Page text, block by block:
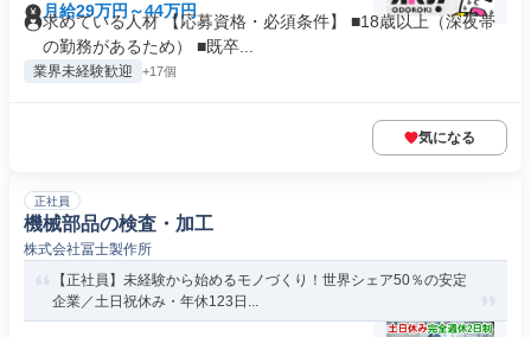
月給29万円～44万円
求めている人材 【応募資格・必須条件】 ■18歳以上（深夜帯
の勤務があるため） ■既卒...
業界未経験歓迎 +17個
気になる
正社員
機械部品の検査・加工
株式会社冨士製作所
【正社員】未経験から始めるモノづくり！世界シェア50％の安定
企業／土日祝休み・年休123日...